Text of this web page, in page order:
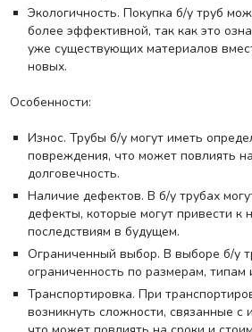
Экологичность. Покупка б/у труб
более эффективной, так как это
уже существующих материалов
новых.
Особенности:
Износ. Трубы б/у могут иметь
повреждения, что может повлиять
долговечность.
Наличие дефектов. В б/у трубах
дефекты, которые могут привести к
последствиям в будущем.
Ограниченный выбор. В выборе б/у
ограниченность по размерам, типам
Транспортировка. При
возникнуть сложности, связанные с